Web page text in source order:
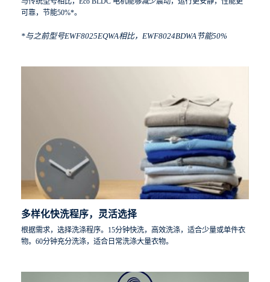
可靠，节能50%*。
*与之前型号EWF8025EQWA相比，EWF8024BDWA节能50%
多样化快洗程序，灵活选择
根据需求，选择洗涤程序。15分钟快洗，高效洗涤，适合少量或单件衣
物。60分钟充分洗涤，适合日常洗涤大量衣物。